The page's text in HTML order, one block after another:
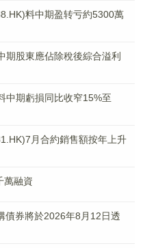
料中期盈转亏約5300萬
期股東應佔除稅後綜合溢利
中期虧損同比收窄15%至
月合約銷售額按年上升
萬融資
債券將於2026年8月12日透